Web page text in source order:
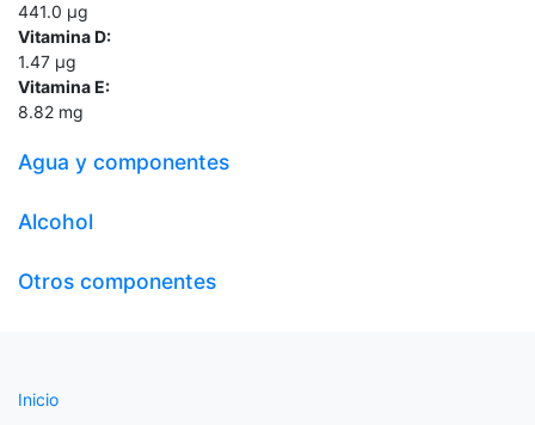
441.0 µg
Vitamina D:
1.47 µg
Vitamina E:
8.82 mg
Agua y componentes
Alcohol
Otros componentes
Inicio